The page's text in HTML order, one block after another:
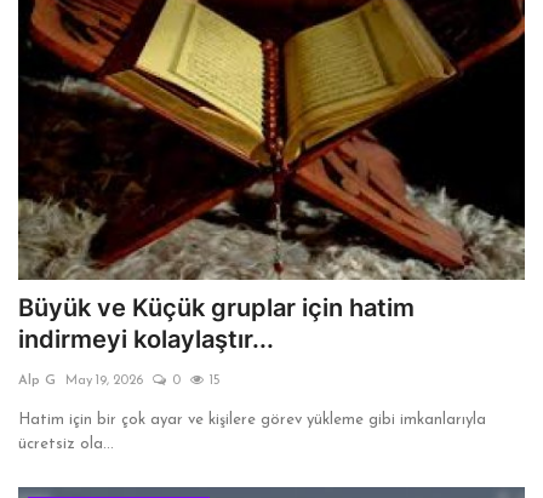
VİDEO
YAŞAM
TARİH
Gallery
Dil
English Turkish Arabic
Russian Italian German
Büyük ve Küçük gruplar için hatim
indirmeyi kolaylaştır...
Alp G May 19, 2026 0 15
Hatim için bir çok ayar ve kişilere görev yükleme gibi imkanlarıyla
ücretsiz ola...